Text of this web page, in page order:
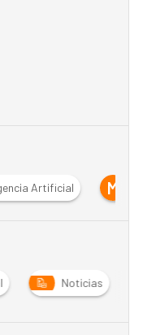
Artificial M
Noticias